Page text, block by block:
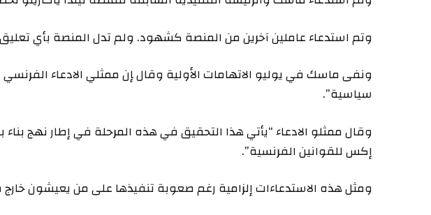
وتم استدعاء عاملين آخرين من المنصة كشهود. ولم تدل المنصة بأي
ونفى ‌ماسك في يوليو الاتهامات الأولية وقال ‍إن ممثلي الادعاء الفرنسي
سياسية”.
وقال ممثلو الادعاء “يأتي هذا التحقيق في ‌هذه المرحلة في إطار نهج
إكس للقوانين الفرنسية”.
ومثل هذه الاستدعاءات إلزامية رغم صعوبة تنفيذها على من يعيشون خارج